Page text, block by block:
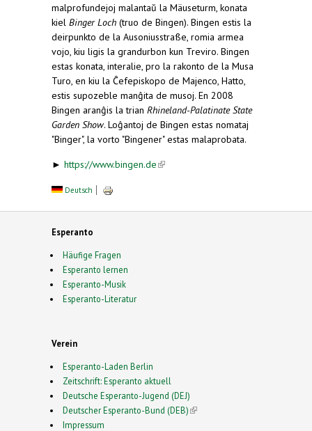
malprofundejoj malantaŭ la Mäuseturm, konata
kiel Binger Loch (truo de Bingen). Bingen estis la
deirpunkto de la Ausoniusstraße, romia armea
vojo, kiu ligis la grandurbon kun Treviro. Bingen
estas konata, interalie, pro la rakonto de la Musa
Turo, en kiu la Ĉefepiskopo de Majenco, Hatto,
estis supozeble manĝita de musoj. En 2008
Bingen aranĝis la trian Rhineland-Palatinate State
Garden Show. Loĝantoj de Bingen estas nomataj
"Binger", la vorto "Bingener" estas malaprobata.
► https://www.bingen.de(link is external)
Deutsch
Esperanto
Häufige Fragen
Esperanto lernen
Esperanto-Musik
Esperanto-Literatur
Verein
Esperanto-Laden Berlin
Zeitschrift: Esperanto aktuell
Deutsche Esperanto-Jugend (DEJ)
Deutscher Esperanto-Bund (DEB)(link is external)
Impressum